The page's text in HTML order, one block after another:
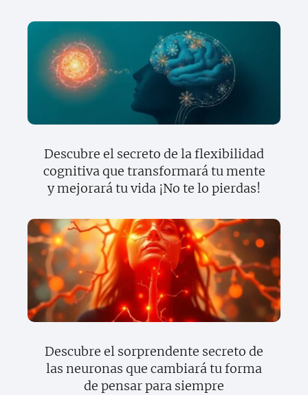
Descubre el secreto de la flexibilidad
cognitiva que transformará tu mente
y mejorará tu vida ¡No te lo pierdas!
Descubre el sorprendente secreto de
las neuronas que cambiará tu forma
de pensar para siempre